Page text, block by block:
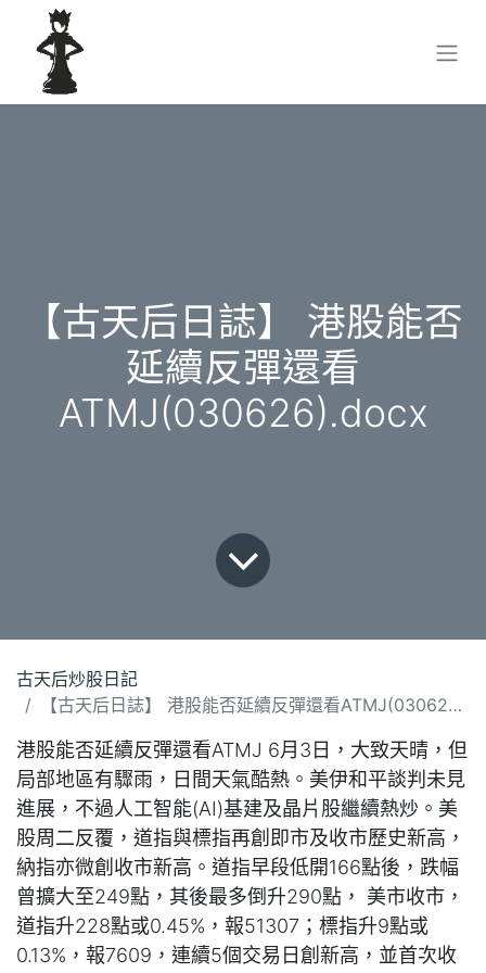
【古天后日誌】 港股能否
延續反彈還看
ATMJ(030626).docx
古天后炒股日記
【古天后日誌】 港股能否延續反彈還看ATMJ(030626).docx
港股能否延續反彈還看ATMJ 6月3日，大致天晴，但
局部地區有驟雨，日間天氣酷熱。美伊和平談判未見
進展，不過人工智能(AI)基建及晶片股繼續熱炒。美
股周二反覆，道指與標指再創即市及收市歷史新高，
納指亦微創收市新高。道指早段低開166點後，跌幅
曾擴大至249點，其後最多倒升290點， 美市收市，
道指升228點或0.45%，報51307；標指升9點或
0.13%，報7609，連續5個交易日創新高，並首次收